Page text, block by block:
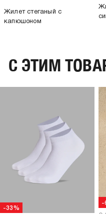
Жилет стеганый с
капюшоном
C ЭТИМ
-33%
-